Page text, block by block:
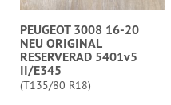
PEUGEOT 3008 16-20
NEU ORIGINAL
RESERVERAD 5401v5
II/E345
(T135/80 R18)